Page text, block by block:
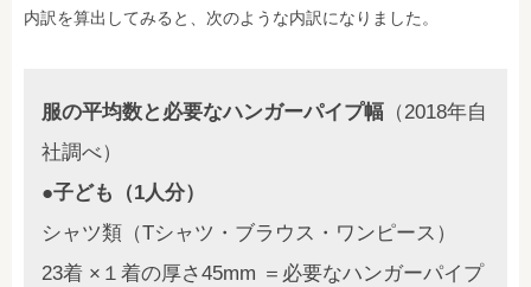
内訳を算出してみると、次のような内訳になりました。
服の平均数と必要なハンガーパイプ幅 （2018年自
社調べ）
●子ども（1人分）
シャツ類（Tシャツ・ブラウス・ワンピース）
23着 ×１着の厚さ45mm ＝必要なハンガーパイプ